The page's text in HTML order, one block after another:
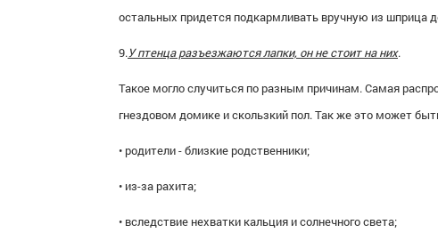
остальных придется подкармливать вручную из шприца
9.У птенца разъезжаются лапки, он не стоит на них.
Такое могло случиться по разным причинам. Самая
гнездовом домике и скользкий пол. Так же это может
• родители - близкие родственники;
• из-за рахита;
• вследствие нехватки кальция и солнечного света;